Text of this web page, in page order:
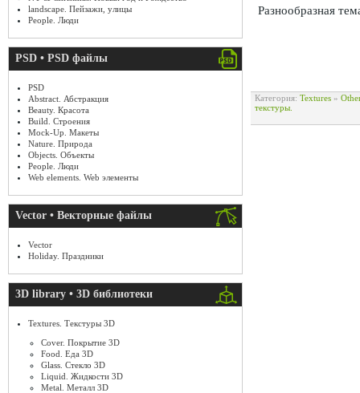
landscape. Пейзажи, улицы
People. Люди
PSD • PSD файлы
PSD
Abstract. Абстракция
Beauty. Красота
Build. Строения
Mock-Up. Макеты
Nature. Природа
Objects. Объекты
People. Люди
Web elements. Web элементы
Vector • Векторные файлы
Vector
Holiday. Праздники
3D library • 3D библиотеки
Textures. Текстуры 3D
Cover. Покрытие 3D
Food. Еда 3D
Glass. Стекло 3D
Liquid. Жидкости 3D
Metal. Металл 3D
Разнообразная
Категория: Textures »
текстуры.